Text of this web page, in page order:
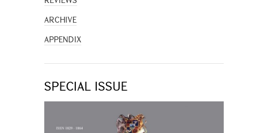
ARCHIVE
APPENDIX
SPECIAL ISSUE